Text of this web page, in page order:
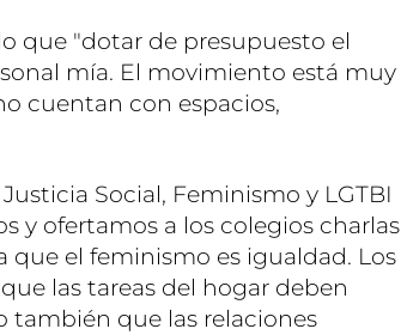
que "dotar de presupuesto el
mía. El movimiento está muy
cuentan con espacios,
Social, Feminismo y LGTBI
y ofertamos a los colegios charlas
que el feminismo es igualdad. Los
las tareas del hogar deben
también que las relaciones